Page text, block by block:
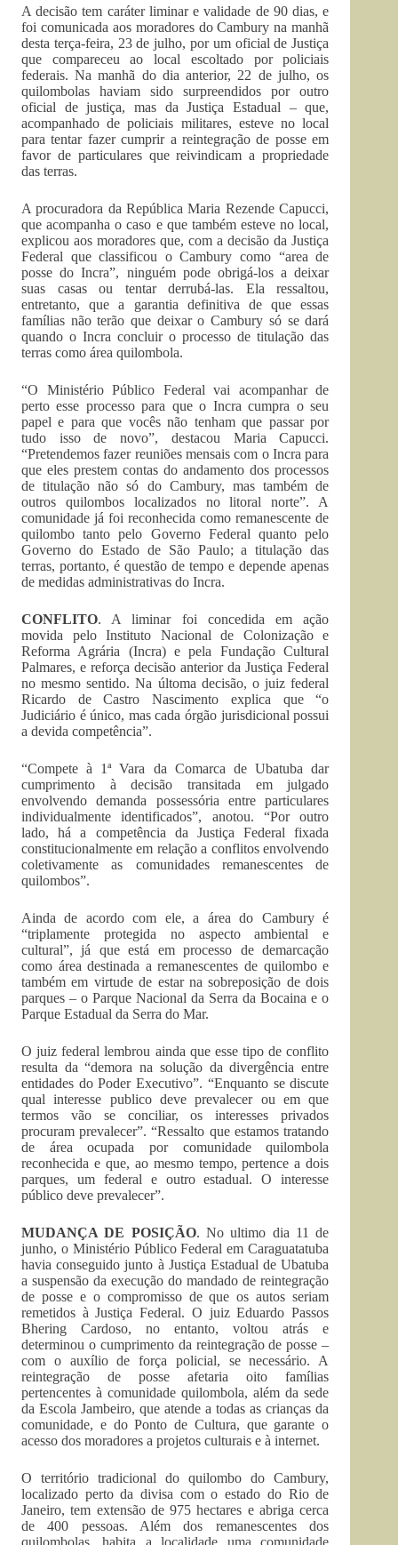
A decisão tem caráter liminar e validade de 90 dias, e
foi comunicada aos moradores do Cambury na manhã
desta terça-feira, 23 de julho, por um oficial de Justiça
que compareceu ao local escoltado por policiais
federais. Na manhã do dia anterior, 22 de julho, os
quilombolas haviam sido surpreendidos por outro
oficial de justiça, mas da Justiça Estadual – que,
acompanhado de policiais militares, esteve no local
para tentar fazer cumprir a reintegração de posse em
favor de particulares que reivindicam a propriedade
das terras.
A procuradora da República Maria Rezende Capucci,
que acompanha o caso e que também esteve no local,
explicou aos moradores que, com a decisão da Justiça
Federal que classificou o Cambury como “area de
posse do Incra”, ninguém pode obrigá-los a deixar
suas casas ou tentar derrubá-las. Ela ressaltou,
entretanto, que a garantia definitiva de que essas
famílias não terão que deixar o Cambury só se dará
quando o Incra concluir o processo de titulação das
terras como área quilombola.
“O Ministério Público Federal vai acompanhar de
perto esse processo para que o Incra cumpra o seu
papel e para que vocês não tenham que passar por
tudo isso de novo”, destacou Maria Capucci.
“Pretendemos fazer reuniões mensais com o Incra para
que eles prestem contas do andamento dos processos
de titulação não só do Cambury, mas também de
outros quilombos localizados no litoral norte”. A
comunidade já foi reconhecida como remanescente de
quilombo tanto pelo Governo Federal quanto pelo
Governo do Estado de São Paulo; a titulação das
terras, portanto, é questão de tempo e depende apenas
de medidas administrativas do Incra.
CONFLITO. A liminar foi concedida em ação
movida pelo Instituto Nacional de Colonização e
Reforma Agrária (Incra) e pela Fundação Cultural
Palmares, e reforça decisão anterior da Justiça Federal
no mesmo sentido. Na últoma decisão, o juiz federal
Ricardo de Castro Nascimento explica que “o
Judiciário é único, mas cada órgão jurisdicional possui
a devida competência”.
“Compete à 1ª Vara da Comarca de Ubatuba dar
cumprimento à decisão transitada em julgado
envolvendo demanda possessória entre particulares
individualmente identificados”, anotou. “Por outro
lado, há a competência da Justiça Federal fixada
constitucionalmente em relação a conflitos envolvendo
coletivamente as comunidades remanescentes de
quilombos”.
Ainda de acordo com ele, a área do Cambury é
“triplamente protegida no aspecto ambiental e
cultural”, já que está em processo de demarcação
como área destinada a remanescentes de quilombo e
também em virtude de estar na sobreposição de dois
parques – o Parque Nacional da Serra da Bocaina e o
Parque Estadual da Serra do Mar.
O juiz federal lembrou ainda que esse tipo de conflito
resulta da “demora na solução da divergência entre
entidades do Poder Executivo”. “Enquanto se discute
qual interesse publico deve prevalecer ou em que
termos vão se conciliar, os interesses privados
procuram prevalecer”. “Ressalto que estamos tratando
de área ocupada por comunidade quilombola
reconhecida e que, ao mesmo tempo, pertence a dois
parques, um federal e outro estadual. O interesse
público deve prevalecer”.
MUDANÇA DE POSIÇÃO. No ultimo dia 11 de
junho, o Ministério Público Federal em Caraguatatuba
havia conseguido junto à Justiça Estadual de Ubatuba
a suspensão da execução do mandado de reintegração
de posse e o compromisso de que os autos seriam
remetidos à Justiça Federal. O juiz Eduardo Passos
Bhering Cardoso, no entanto, voltou atrás e
determinou o cumprimento da reintegração de posse –
com o auxílio de força policial, se necessário. A
reintegração de posse afetaria oito famílias
pertencentes à comunidade quilombola, além da sede
da Escola Jambeiro, que atende a todas as crianças da
comunidade, e do Ponto de Cultura, que garante o
acesso dos moradores a projetos culturais e à internet.
O território tradicional do quilombo do Cambury,
localizado perto da divisa com o estado do Rio de
Janeiro, tem extensão de 975 hectares e abriga cerca
de 400 pessoas. Além dos remanescentes dos
quilombolas, habita a localidade uma comunidade